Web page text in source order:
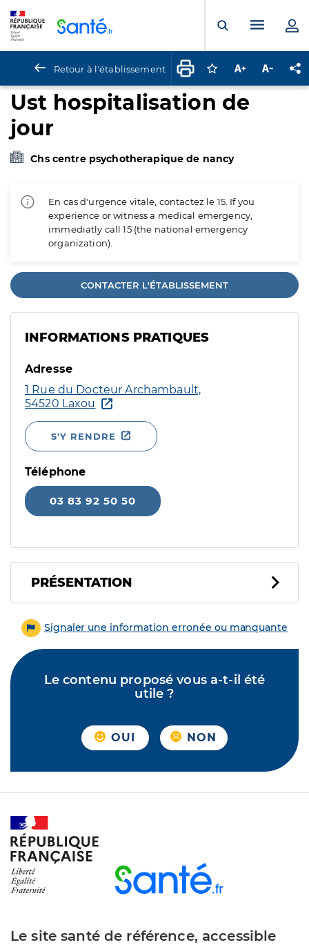
Ouvrir laMenu
Retour à l'établissement Connectez-vous
Augmenter la
Ust hospitalisation de
jour
Chs centre psychotherapique de nancy
En cas d'urgence vitale, contactez le 15. If you
experience or witness a medical emergency,
immediatly call 15 (the national emergency
organization).
CONTACTER L'ÉTABLISSEMENT
INFORMATIONS PRATIQUES
Adresse
1 Rue du Docteur Archambault,
54520 Laxou
S'Y RENDRE
Téléphone
03 83 92 50 50
PRÉSENTATION
Signaler une information erronée ou manquante
Le contenu proposé vous a-t-il été
utile ?
OUI NON
Le site santé de référence, accessible